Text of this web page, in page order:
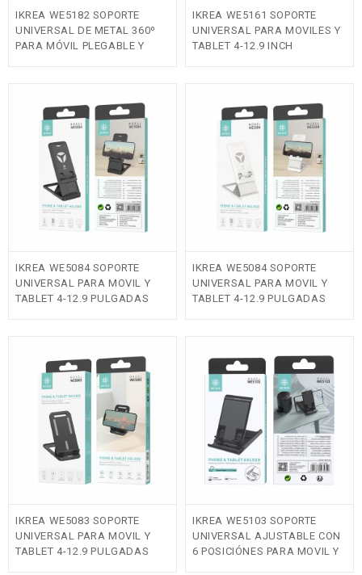
IKREA WE5182 SOPORTE
UNIVERSAL DE METAL 360º
PARA MÓVIL PLEGABLE Y
IKREA WE5161 SOPORTE
UNIVERSAL PARA MOVILES Y
TABLET 4-12.9 INCH
IKREA WE5084 SOPORTE
UNIVERSAL PARA MOVIL Y
TABLET 4-12.9 PULGADAS
IKREA WE5084 SOPORTE
UNIVERSAL PARA MOVIL Y
TABLET 4-12.9 PULGADAS
IKREA WE5083 SOPORTE
UNIVERSAL PARA MOVIL Y
TABLET 4-12.9 PULGADAS
IKREA WE5103 SOPORTE
UNIVERSAL AJUSTABLE CON
6 POSICIÓNES PARA MOVIL Y